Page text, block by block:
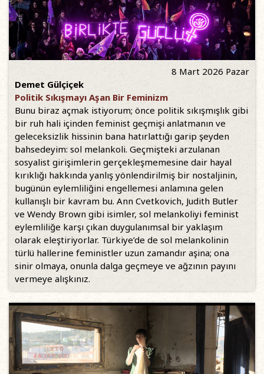
8 Mart 2026 Pazar
Demet Gülçiçek
Politik Sıkışmayı Aşan Bir Feminizm
Bunu biraz açmak istiyorum; önce politik sıkışmışlık gibi
bir ruh hali içinden feminist geçmişi anlatmanın ve
geleceksizlik hissinin bana hatırlattığı garip şeyden
bahsedeyim: sol melankoli. Geçmişteki arzulanan
sosyalist girişimlerin gerçekleşmemesine dair hayal
kırıklığı hakkında yanlış yönlendirilmiş bir nostaljinin,
bugünün eylemliliğini engellemesi anlamına gelen
kullanışlı bir kavram bu. Ann Cvetkovich, Judith Butler
ve Wendy Brown gibi isimler, sol melankoliyi feminist
eylemliliğe karşı çıkan duygulanımsal bir yaklaşım
olarak eleştiriyorlar. Türkiye’de de sol melankolinin
türlü hallerine feministler uzun zamandır aşina; ona
sinir olmaya, onunla dalga geçmeye ve ağzının payını
vermeye alışkınız.